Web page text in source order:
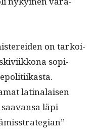
on tarkoi­
sopi­
lati­nalaisen
läpi